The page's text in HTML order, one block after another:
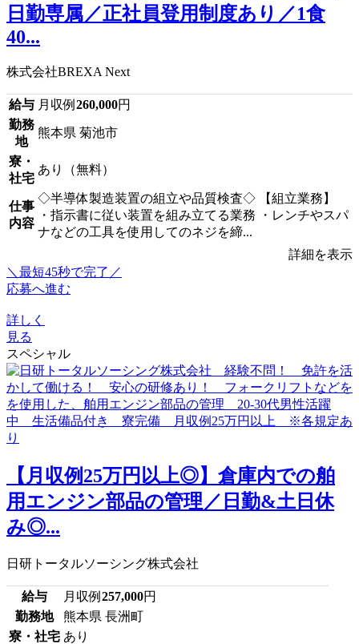
日勤専属／正社員登用制度あり／1食
40...
株式会社BREXA Next
給与 月収例 260,000円
勤務
地
熊本県 菊池市
寮・
社宅
あり（無料）
仕事
内容
◇半導体製造装置の組立や品質検査◇ 【組立業務】
・指示書に従い装置を組み立てる業務 ・レンチやスパ
ナなどの工具を使用してのネジを締...
詳細を表示
＼最短45秒で完了／
応募へ進む
詳しく
見る
スペシャル
【月収例25万円以上◎】倉庫内での舶
用エンジン部品の管理／日勤&土日休
み◎...
日研トータルソーシング株式会社
給与 月収例 257,000円
勤務地
熊本県 長洲町
寮・社宅 あり